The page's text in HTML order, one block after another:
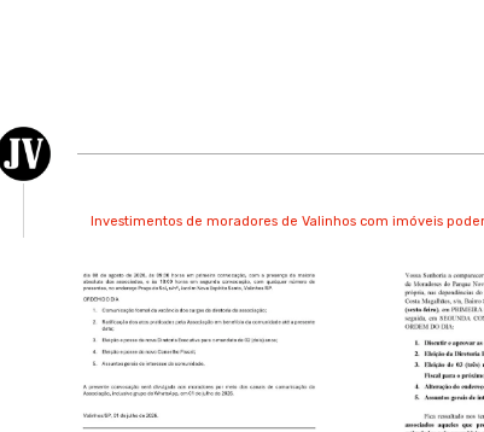
Investimentos de moradores de Valinhos com imóveis